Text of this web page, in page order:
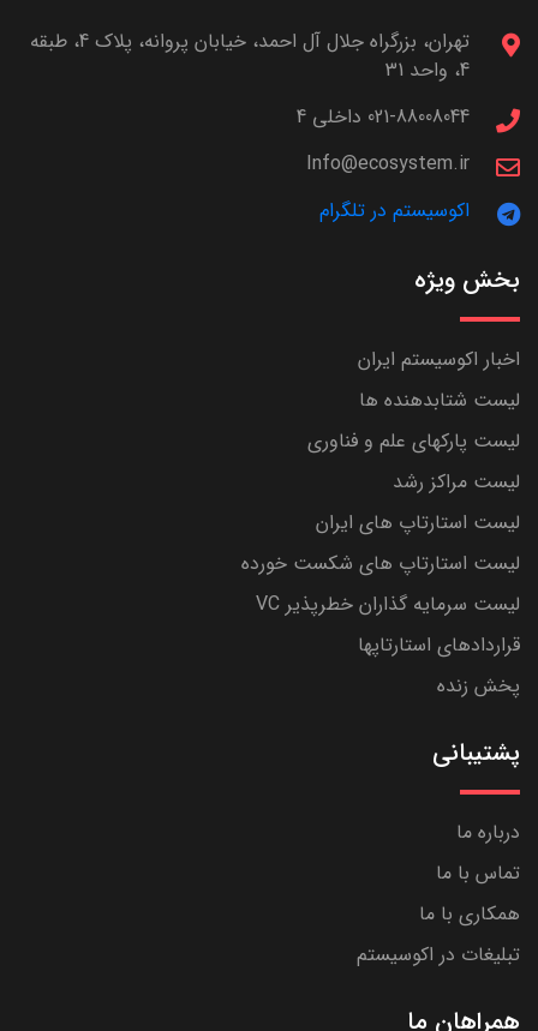
تهران، بزرگراه جلال آل احمد، خیابان پروانه، پلاک 4، طبقه
4، واحد 31
021-88008044 داخلی 4
Info@ecosystem.ir
اکوسیستم در تلگرام
بخش ویژه
اخبار اکوسیستم ایران
لیست شتابدهنده ها
لیست پارکهای علم و فناوری
لیست مراکز رشد
لیست استارتاپ های ایران
لیست استارتاپ های شکست خورده
لیست سرمایه گذاران خطرپذیر VC
قراردادهای استارتاپها
پخش زنده
پشتیبانی
درباره ما
تماس با ما
همکاری با ما
تبلیغات در اکوسیستم
همراهان ما